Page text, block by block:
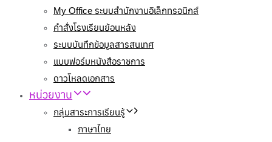
My Office ระบบสำนักงานอิเล็กทรอนิกส์
คำสั่งโรงเรียนย้อนหลัง
ระบบบันทึกข้อมูลสารสนเทศ
แบบฟอร์มหนังสือราชการ
ดาวโหลดเอกสาร
หน่วยงาน
กลุ่มสาระการเรียนรู้
ภาษาไทย